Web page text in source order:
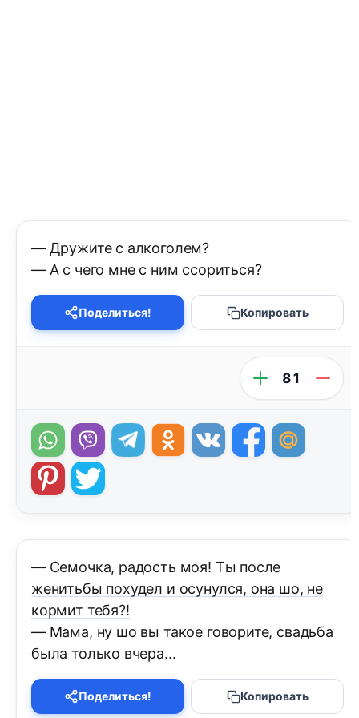
— Дружите с алкоголем?
— А c чего мне с ним ссориться?
Поделиться! Копировать
81
— Семочка, радость моя! Ты после
женитьбы похудел и осунулся, она шо, не
кормит тебя?!
— Мама, ну шо вы такое говорите, свадьба
была только вчера...
Поделиться! Копировать